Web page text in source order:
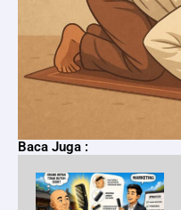
Baca Juga :